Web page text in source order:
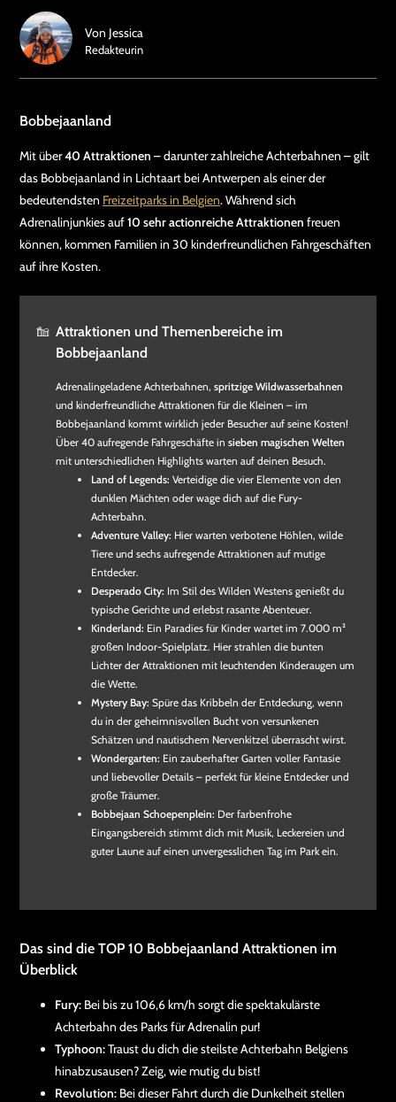
Bobbejaanland
Mit über40 Attraktionen – darunter zahlreiche Achterbahnen – gilt
das Bobbejaanland in Lichtaart bei Antwerpen als einer der
bedeutendsten Freizeitparks in Belgien. Während sich
Adrenalinjunkies auf10 sehr actionreiche Attraktionen freuen
können, kommen Familien in 30 kinderfreundlichen Fahrgeschäften
auf ihre Kosten.
Attraktionen und Themenbereiche im
Bobbejaanland
Adrenalingeladene Achterbahnen, spritzige Wildwasserbahnen
und kinderfreundliche Attraktionen für die Kleinen – im
Bobbejaanland kommt wirklich jeder Besucher auf seine Kosten!
Über 40 aufregende Fahrgeschäfte in sieben magischen Welten
mit unterschiedlichen Highlights warten auf deinen Besuch.
Land of Legends: Verteidige die vier Elemente von den
dunklen Mächten oder wage dich auf die Fury-
Achterbahn.
Adventure Valley: Hier warten verbotene Höhlen, wilde
Tiere und sechs aufregende Attraktionen auf mutige
Entdecker.
Desperado City: Im Stil des Wilden Westens genießt du
typische Gerichte und erlebst rasante Abenteuer.
Kinderland: Ein Paradies für Kinder wartet im 7.000 m²
großen Indoor-Spielplatz. Hier strahlen die bunten
Lichter der Attraktionen mit leuchtenden Kinderaugen um
die Wette.
Mystery Bay: Spüre das Kribbeln der Entdeckung, wenn
du in der geheimnisvollen Bucht von versunkenen
Schätzen und nautischem Nervenkitzel überrascht wirst.
Wondergarten: Ein zauberhafter Garten voller Fantasie
und liebevoller Details – perfekt für kleine Entdecker und
große Träumer.
Bobbejaan Schoepenplein: Der farbenfrohe
Eingangsbereich stimmt dich mit Musik, Leckereien und
guter Laune auf einen unvergesslichen Tag im Park ein.
Das sind die TOP 10 Bobbejaanland Attraktionen im
Überblick
Fury: Bei bis zu 106,6 km/h sorgt die spektakulärste
Achterbahn des Parks für Adrenalin pur!
Typhoon:Traust du dich die steilste Achterbahn Belgiens
hinabzusausen? Zeig, wie mutig du bist!
Revolution: Bei dieser Fahrt durch die Dunkelheit stellen
Von Jessica
Redakteurin